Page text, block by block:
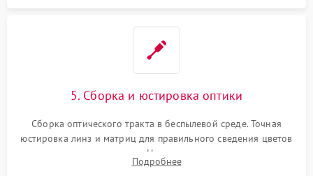
5. Сборка и юстировка оптики
Сборка оптического тракта в беспылевой среде. Точная
юстировка линз и матриц для правильного сведения цветов
и устранения размытия. Надежное подключение всех
шлейфов, установка датчиков и закрытие корпуса
Подробнее